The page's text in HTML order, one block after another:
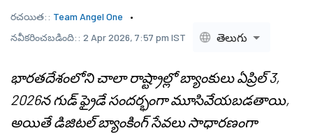
రచయిత:: Team Angel One
నవీకరించబడింది:: 2 Apr 2026, 7:57 pm IST తెలుగు
భారతదేశంలోని చాలా రాష్ట్రాల్లో బ్యాంకులు ఏప్రిల్ 3,
2026న గుడ్ ఫ్రైడే సందర్భంగా మూసివేయబడతాయి,
అయితే డిజిటల్ బ్యాంకింగ్ సేవలు సాధారణంగా